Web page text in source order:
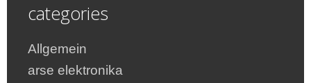
categories
Allgemein
arse elektronika